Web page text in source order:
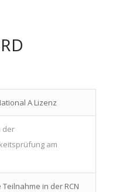
A Lizenz
der
am
Teilnahme in der RCN